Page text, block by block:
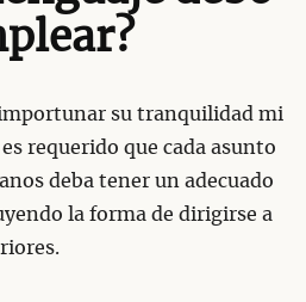
su tranquilidad mi
requerido que cada asunto
deba tener un adecuado
la forma de dirigirse a